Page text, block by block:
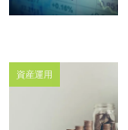
資産運用